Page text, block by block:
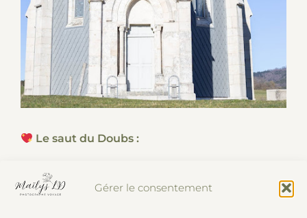
Gérer le consentement
Le saut du Doubs :
A la frontière Suisse, faisant partie du village de
Villers-du-lac, vous pourrez faire une courte